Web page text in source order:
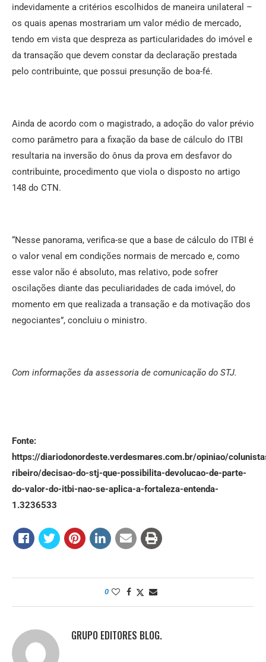
indevidamente a critérios escolhidos de maneira unilateral –
os quais apenas mostrariam um valor médio de mercado,
tendo em vista que despreza as particularidades do imóvel e
da transação que devem constar da declaração prestada
pelo contribuinte, que possui presunção de boa-fé.
Ainda de acordo com o magistrado, a adoção do valor prévio
como parâmetro para a fixação da base de cálculo do ITBI
resultaria na inversão do ônus da prova em desfavor do
contribuinte, procedimento que viola o disposto no artigo
148 do CTN.
“Nesse panorama, verifica-se que a base de cálculo do ITBI é
o valor venal em condições normais de mercado e, como
esse valor não é absoluto, mas relativo, pode sofrer
oscilações diante das peculiaridades de cada imóvel, do
momento em que realizada a transação e da motivação dos
negociantes”, concluiu o ministro.
Com informações da assessoria de comunicação do STJ.
Fonte:
https://diariodonordeste.verdesmares.com.br/opiniao/
ribeiro/decisao-do-stj-que-possibilita-devolucao-de-parte-
do-valor-do-itbi-nao-se-aplica-a-fortaleza-entenda-
1.3236533
0
GRUPO EDITORES BLOG.